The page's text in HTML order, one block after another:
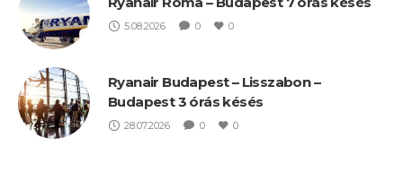
5.08.2026 0 0
Ryanair Budapest – Lisszabon –
Budapest 3 órás késés
28.07.2026 0 0